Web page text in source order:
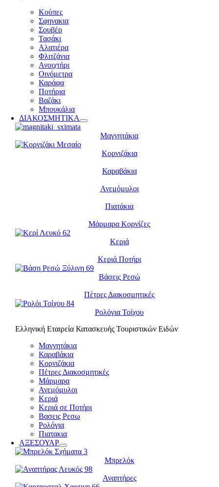
Κούπες
Σφηνακια
Σουβέρ
Τασάκι
Αλατιέρα
Φλιτζάνια
Ανοιχτήρι
Οινόμετρα
Καράφα
Ποτήρια
Βαζάκι
Μπουκάλια
ΔΙΑΚΟΣΜΗΤΙΚΑ
Μαγνητάκια
Κορνιζάκια
Καραβάκια
Ανεμόμυλοι
Πιατάκια
Μάρμαρα Κορνίζες
Κεριά
Κεριά Ποτήρι
Βάσεις Ρεσώ
Πέτρες Διακοσμητικές
Ρολόγια Τοίχου
Ελληνική Εταιρεία Κατασκευής Τουριστικών Ειδών
Μαγνητάκια
Καραβάκια
Κορνιζάκια
Πέτρες Διακοσμητικές
Μάρμαρα
Ανεμόμυλοι
Κεριά
Κεριά σε Ποτήρι
Βασεις Ρεσω
Ρολόγια
Πιατακια
ΑΞΕΣΟΥΑΡ
Μπρελόκ
Αναπτήρες